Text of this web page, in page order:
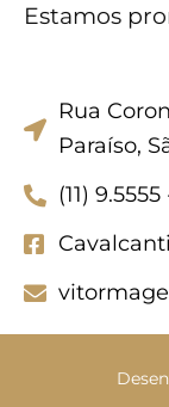
Estamos
Rua
Paraíso,
(11)